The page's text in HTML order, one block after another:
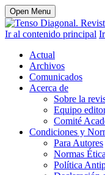
Open Menu
Ir al contenido principal
Actual
Archivos
Comunicados
Acerca de
Sobre la
Equipo
Comité
Condiciones y
Para Autores
Normas
Política